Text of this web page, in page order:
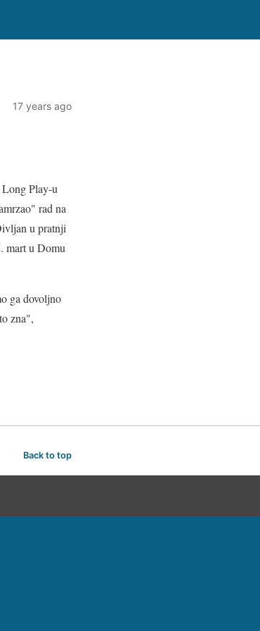
17 years ago
Play-u
rad na
u pratnji
mart u Domu
ga dovoljno
zna",
Back to top